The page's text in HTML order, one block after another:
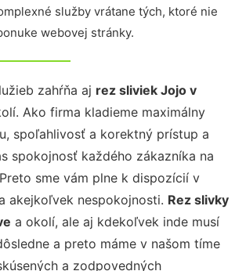
služby vrátane tých, ktoré nie
webovej stránky.
zahŕňa aj rez sliviek Jojo v
Ako firma kladieme maximálny
spoľahlivosť a korektný prístup a
spokojnosť každého zákazníka na
sme vám plne k dispozícií v
akejkoľvek nespokojnosti. Rez slivky
a okolí, ale aj kdekoľvek inde musí
a preto máme v našom tíme
a zodpovedných